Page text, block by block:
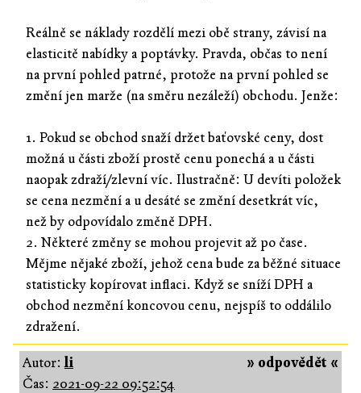
Reálně se náklady rozdělí mezi obě strany, závisí na
elasticitě nabídky a poptávky. Pravda, občas to není
na první pohled patrné, protože na první pohled se
změní jen marže (na směru nezáleží) obchodu. Jenže:
1. Pokud se obchod snaží držet baťovské ceny, dost
možná u části zboží prostě cenu ponechá a u části
naopak zdraží/zlevní víc. Ilustračně: U devíti položek
se cena nezmění a u desáté se změní desetkrát víc,
než by odpovídalo změně DPH.
2. Některé změny se mohou projevit až po čase.
Mějme nějaké zboží, jehož cena bude za běžné situace
statisticky kopírovat inflaci. Když se sníží DPH a
obchod nezmění koncovou cenu, nejspíš to oddálilo
zdražení.
» odpovědět «
Autor:li
Čas: 2021-09-22 09:52:54